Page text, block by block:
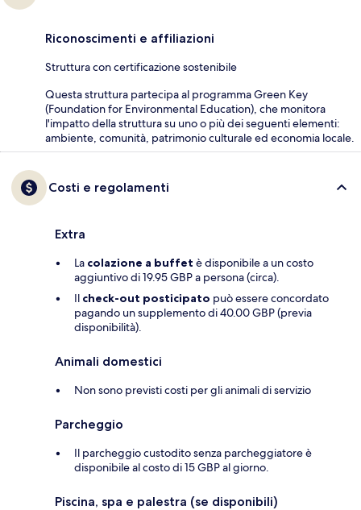
Riconoscimenti e affiliazioni
Struttura con certificazione sostenibile
Questa struttura partecipa al programma Green Key
(Foundation for Environmental Education), che monitora
l'impatto della struttura su uno o più dei seguenti elementi:
ambiente, comunità, patrimonio culturale ed economia locale.
Costi e regolamenti
Extra
La colazione a buffet è disponibile a un costo
aggiuntivo di 19.95 GBP a persona (circa).
Il check-out posticipato può essere concordato
pagando un supplemento di 40.00 GBP (previa
disponibilità).
Animali domestici
Non sono previsti costi per gli animali di servizio
Parcheggio
Il parcheggio custodito senza parcheggiatore è
disponibile al costo di 15 GBP al giorno.
Piscina, spa e palestra (se disponibili)